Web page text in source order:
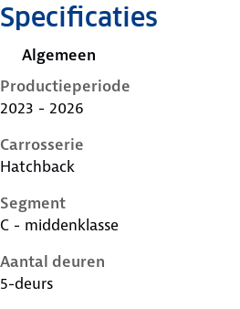
Specificaties
Algemeen
Productieperiode
2023 - 2026
Carrosserie
Hatchback
Segment
C - middenklasse
Aantal deuren
5-deurs